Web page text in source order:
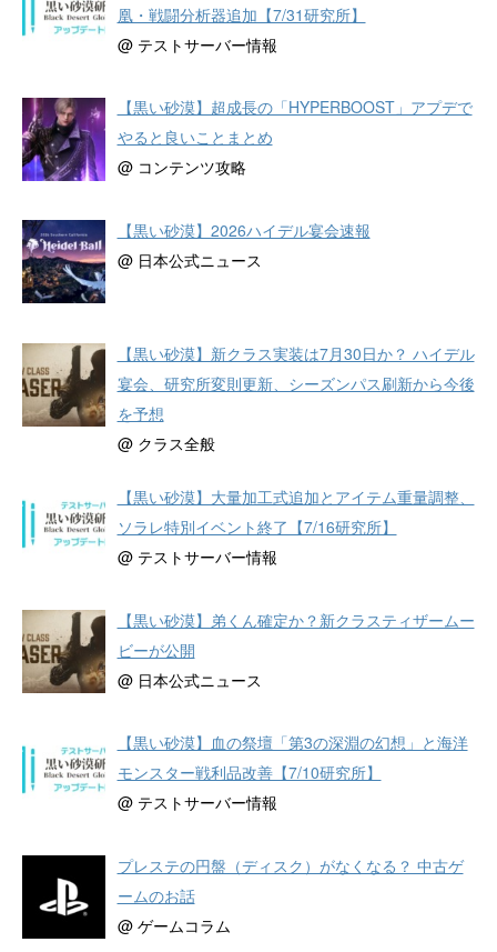
凰・戦闘分析器追加【7/31研究所】
@ テストサーバー情報
【黒い砂漠】超成長の「HYPERBOOST」アプデで
やると良いことまとめ
@ コンテンツ攻略
【黒い砂漠】2026ハイデル宴会速報
@ 日本公式ニュース
【黒い砂漠】新クラス実装は7月30日か？ ハイデル
宴会、研究所変則更新、シーズンパス刷新から今後
を予想
@ クラス全般
【黒い砂漠】大量加工式追加とアイテム重量調整、
ソラレ特別イベント終了【7/16研究所】
@ テストサーバー情報
【黒い砂漠】弟くん確定か？新クラスティザームー
ビーが公開
@ 日本公式ニュース
【黒い砂漠】血の祭壇「第3の深淵の幻想」と海洋
モンスター戦利品改善【7/10研究所】
@ テストサーバー情報
プレステの円盤（ディスク）がなくなる？ 中古ゲ
ームのお話
@ ゲームコラム